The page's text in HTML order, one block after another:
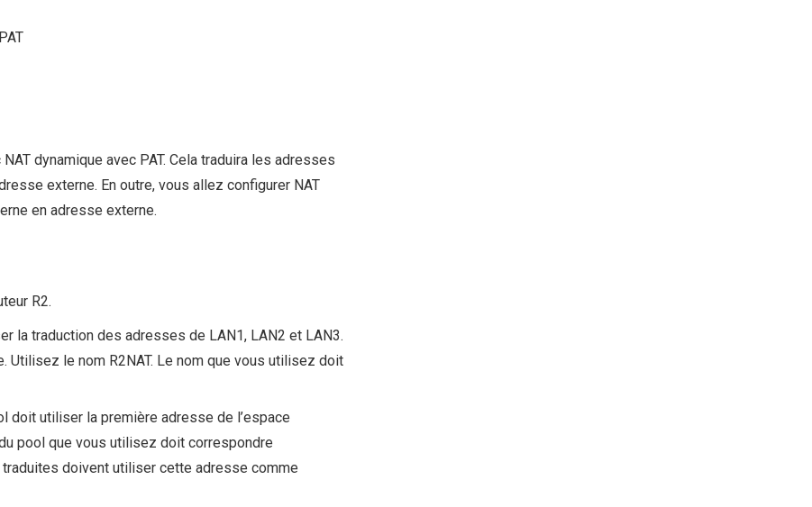
dynamique avec PAT. Cela traduira les adresses
externe. En outre, vous allez configurer NAT
en adresse externe.
R2.
la traduction des adresses de LAN1, LAN2 et LAN3.
Utilisez le nom R2NAT. Le nom que vous utilisez doit
doit utiliser la première adresse de l’espace
pool que vous utilisez doit correspondre
doivent utiliser cette adresse comme